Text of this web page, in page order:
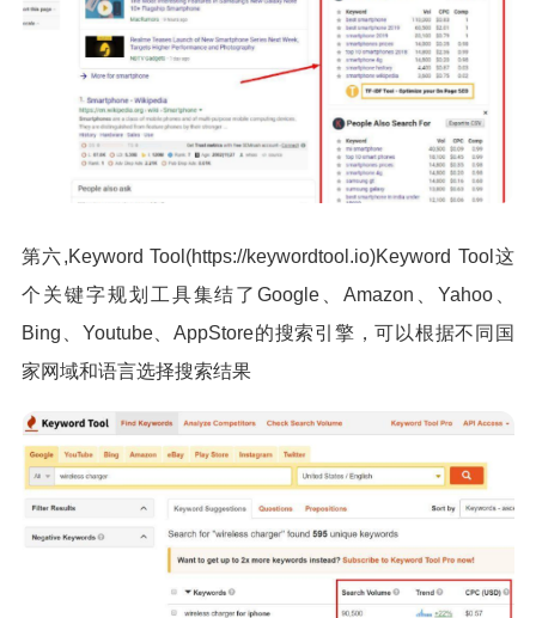
第六,Keyword Tool(https://keywordtool.io)Keyword Tool这
个关键字规划工具集结了Google、Amazon、Yahoo、
Bing、Youtube、AppStore的搜索引擎，可以根据不同国
家网域和语言选择搜索结果